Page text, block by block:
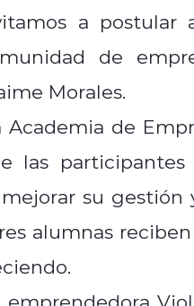
a postular
de
Morales.
de
las participantes
su gestión
alumnas